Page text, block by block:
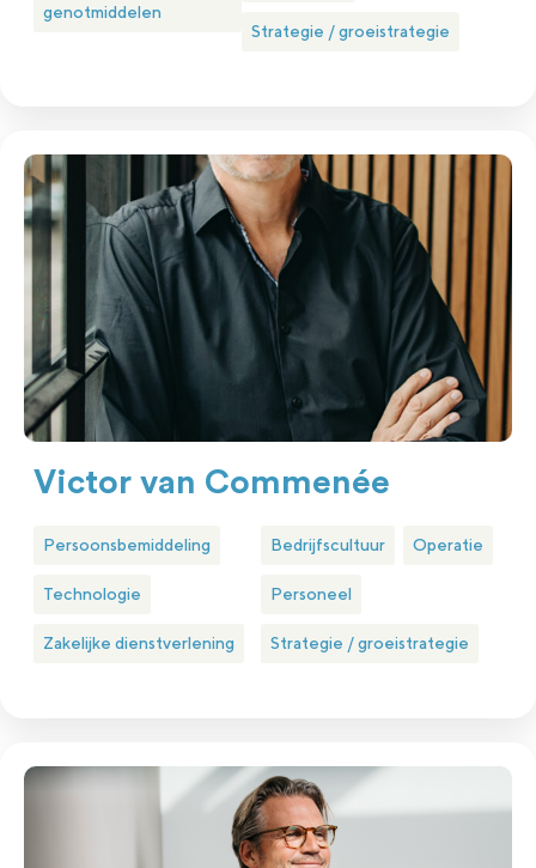
genotmiddelen
Strategie / groeistrategie
Victor van Commenée
Persoonsbemiddeling
Technologie
Zakelijke dienstverlening
Bedrijfscultuur Operatie
Personeel
Strategie / groeistrategie